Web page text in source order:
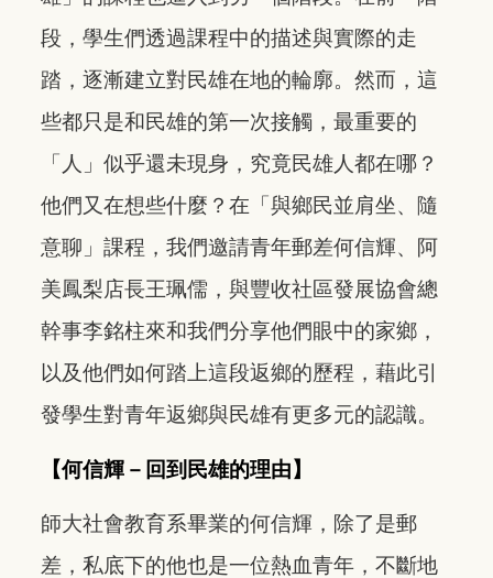
段，學生們透過課程中的描述與實際的走
踏，逐漸建立對民雄在地的輪廓。然而，這
些都只是和民雄的第一次接觸，最重要的
「人」似乎還未現身，究竟民雄人都在哪？
他們又在想些什麼？在「與鄉民並肩坐、隨
意聊」課程，我們邀請青年郵差何信輝、阿
美鳳梨店長王珮儒，與豐收社區發展協會總
幹事李銘柱來和我們分享他們眼中的家鄉，
以及他們如何踏上這段返鄉的歷程，藉此引
發學生對青年返鄉與民雄有更多元的認識。
【何信輝－回到民雄的理由】
師大社會教育系畢業的何信輝，除了是郵
差，私底下的他也是一位熱血青年，不斷地